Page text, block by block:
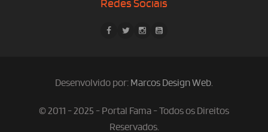
Redes Sociais
Desenvolvido por: Marcos Design Web.
© 2011 - 2025 - Portal Fama - Todos os Direitos
Reservados.